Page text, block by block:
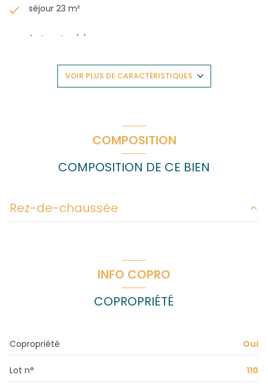
séjour 23 m²
2 chambre(s)
Chauffage collectif : radiateur (gaz)
1 niveau(x)
balcon
interphone
VOIR PLUS DE CARACTÉRISTIQUES
COMPOSITION
COMPOSITION DE CE BIEN
Rez-de-chaussée
chambre
11.80 m²
WC
1.11 m²
INFO COPRO
COPROPRIÉTÉ
Copropriété Oui
Lot n° 110